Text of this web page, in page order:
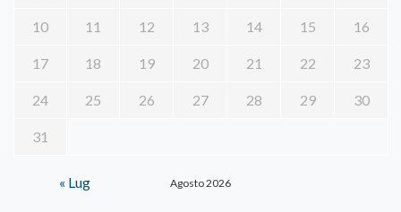
Agosto 2026
10 11 12 13 14 15 16
17 18 19 20 21 22 23
24 25 26 27 28 29 30
31
« Lug